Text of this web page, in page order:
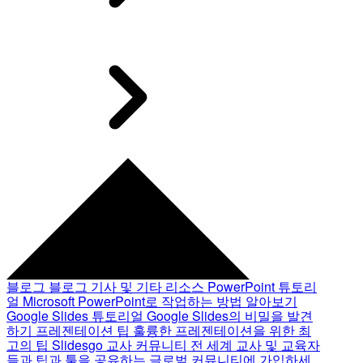
블로그 블로그 기사 및 기타 리소스 PowerPoint 튜토리
얼 Microsoft PowerPoint로 작업하는 방법 알아보기
Google Slides 튜토리얼 Google Slides의 비밀을 발견
하기 프레젠테이션 팁 훌륭한 프레젠테이션을 위한 최
고의 팁 Slidesgo 교사 커뮤니티 전 세계 교사 및 교육자